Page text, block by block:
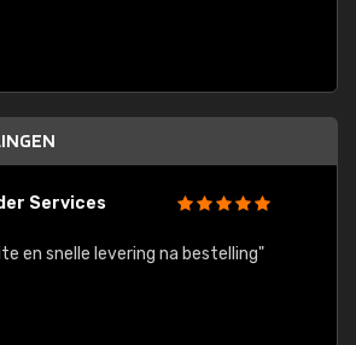
Services
en snelle levering na bestelling"